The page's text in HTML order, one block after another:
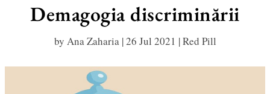
Demagogia discriminării
by Ana Zaharia|26 Jul 2021 |Red Pill